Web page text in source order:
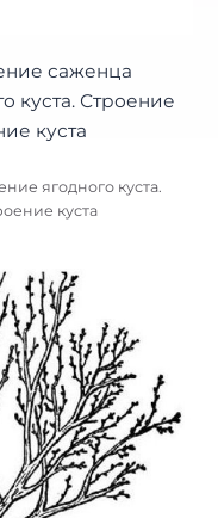
ягодного куста.
куста